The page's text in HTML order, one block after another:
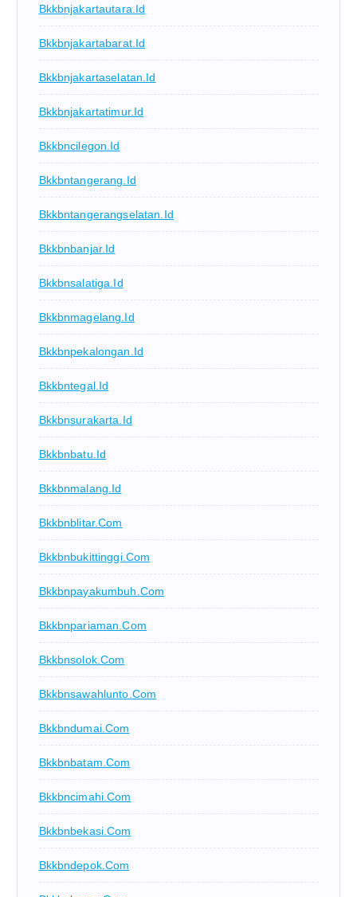
Bkkbnjakartautara.id
Bkkbnjakartabarat.id
Bkkbnjakartaselatan.id
Bkkbnjakartatimur.id
Bkkbncilegon.id
Bkkbntangerang.id
Bkkbntangerangselatan.id
Bkkbnbanjar.id
Bkkbnsalatiga.id
Bkkbnmagelang.id
Bkkbnpekalongan.id
Bkkbntegal.id
Bkkbnsurakarta.id
Bkkbnbatu.id
Bkkbnmalang.id
Bkkbnblitar.com
Bkkbnbukittinggi.com
Bkkbnpayakumbuh.com
Bkkbnpariaman.com
Bkkbnsolok.com
Bkkbnsawahlunto.com
Bkkbndumai.com
Bkkbnbatam.com
Bkkbncimahi.com
Bkkbnbekasi.com
Bkkbndepok.com